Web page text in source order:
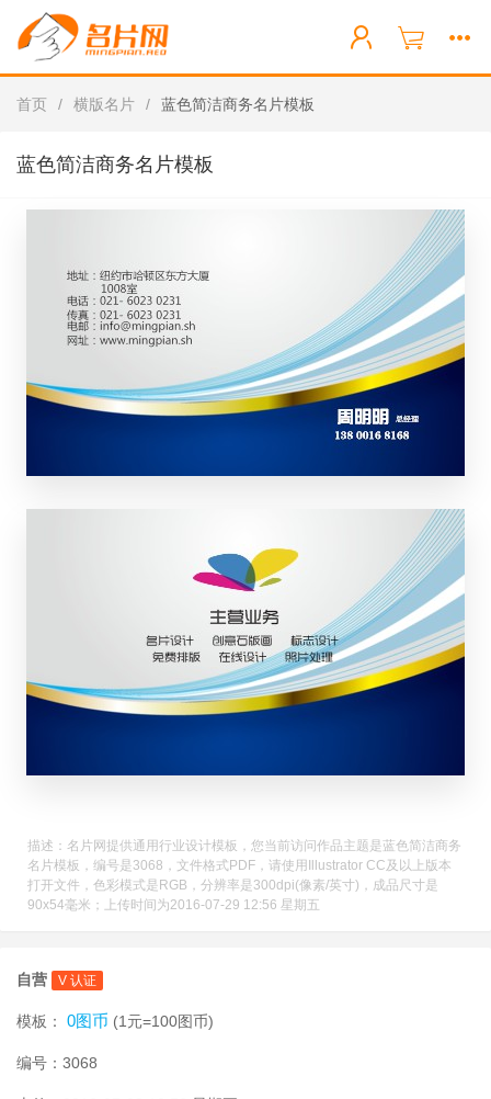
首页 / 横版名片 / 蓝色简洁商务名片模板
蓝色简洁商务名片模板
描述：名片网提供通用行业设计模板，您当前访问作品主题是蓝色简洁商务
名片模板，编号是3068，文件格式PDF，请使用Illustrator CC及以上版本
打开文件，色彩模式是RGB，分辨率是300dpi(像素/英寸)，成品尺寸是
90x54毫米；上传时间为2016-07-29 12:56 星期五
自营 V 认证
模板： 0图币 (1元=100图币)
编号：3068